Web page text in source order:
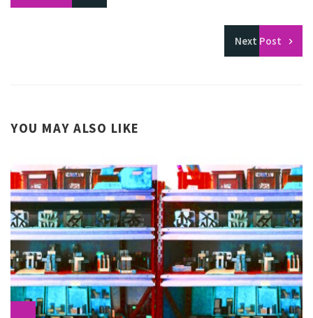
Next Post
YOU MAY ALSO LIKE